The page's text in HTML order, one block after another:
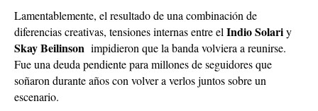
Lamentablemente, el resultado de una combinación de
diferencias creativas, tensiones internas entre el Indio Solariy
Skay Beilinson impidieron que la banda volviera a reunirse.
Fue una deuda pendiente para millones de seguidores que
soñaron durante años con volver a verlos juntos sobre un
escenario.